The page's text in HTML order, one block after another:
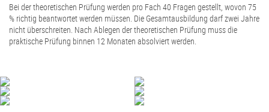
Bei der theoretischen Prüfung werden pro Fach 40 Fragen gestellt, wovon 75
% richtig beantwortet werden müssen. Die Gesamtausbildung darf zwei Jahre
nicht überschreiten. Nach Ablegen der theoretischen Prüfung muss die
praktische Prüfung binnen 12 Monaten absolviert werden.